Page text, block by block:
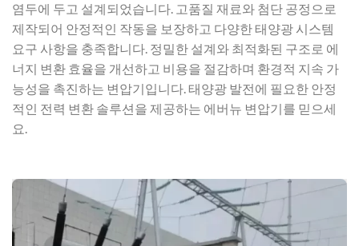
염두에 두고 설계되었습니다. 고품질 재료와 첨단 공정으로
제작되어 안정적인 작동을 보장하고 다양한 태양광 시스템
요구 사항을 충족합니다. 정밀한 설계와 최적화된 구조로 에
너지 변환 효율을 개선하고 비용을 절감하며 환경적 지속 가
능성을 촉진하는 변압기입니다. 태양광 발전에 필요한 안정
적인 전력 변환 솔루션을 제공하는 에버뉴 변압기를 믿으세
요.